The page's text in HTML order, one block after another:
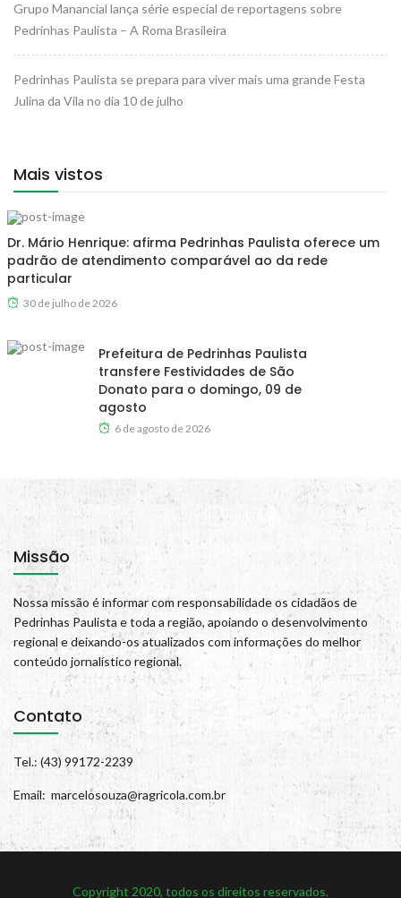
Grupo Manancial lança série especial de reportagens sobre
Pedrinhas Paulista – A Roma Brasileira
Pedrinhas Paulista se prepara para viver mais uma grande Festa
Julina da Vila no dia 10 de julho
Mais vistos
Dr. Mário Henrique: afirma Pedrinhas Paulista oferece um
padrão de atendimento comparável ao da rede
particular
30 de julho de 2026
Prefeitura de Pedrinhas Paulista
transfere Festividades de São
Donato para o domingo, 09 de
agosto
6 de agosto de 2026
Missão
Nossa missão é informar com responsabilidade os cidadãos de
Pedrinhas Paulista e toda a região, apoiando o desenvolvimento
regional e deixando-os atualizados com informações do melhor
conteúdo jornalístico regional.
Contato
Tel.: (43) 99172-2239
Email: marcelosouza@ragricola.com.br
Copyright 2020, todos os direitos reservados.